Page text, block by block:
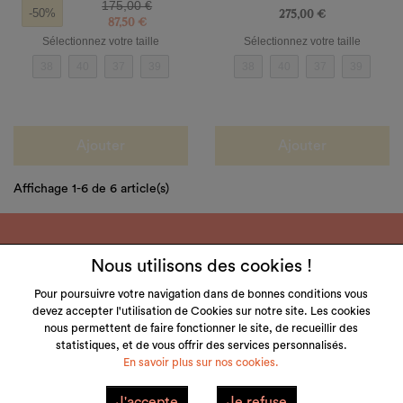
175,00 €
-50%
87,50 €
Sélectionnez votre taille
275,00 €
Sélectionnez votre taille
Affichage 1-6 de 6 article(s)
LITTLE & TALL
SERVICE CLIENT
Nous utilisons des cookies !
Pour poursuivre votre navigation dans de bonnes conditions vous
devez accepter l'utilisation de Cookies sur notre site. Les cookies
nous permettent de faire fonctionner le site, de recueillir des
statistiques, et de vous offrir des services personnalisés.
En savoir plus sur nos cookies.